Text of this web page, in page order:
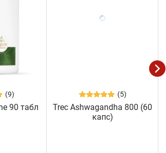
(9)
90 табл
(5)
Trec Ashwagandha 800 (60
капс)